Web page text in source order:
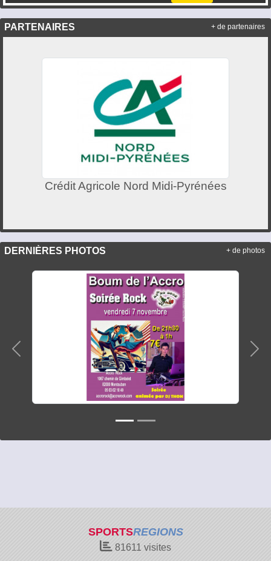
PARTENAIRES
Crédit Agricole Nord Midi-Pyrénées
+ de partenaires
DERNIÈRES PHOTOS
Précedent
+ de photos
SPORTSREGIONS
81611 visites